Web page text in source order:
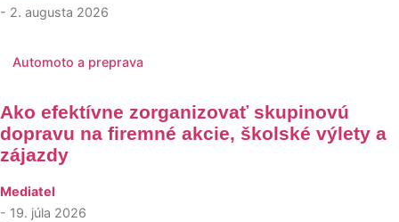
- 2. augusta 2026
Automoto a preprava
Ako efektívne zorganizovať skupinovú
dopravu na firemné akcie, školské výlety a
zájazdy
Mediatel
- 19. júla 2026